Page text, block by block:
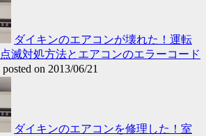
ダイキンのエアコンが壊れた！運転
滅対処方法とエアコンのエラーコード
posted on 2013/06/21
ダイキンのエアコンを修理した！室